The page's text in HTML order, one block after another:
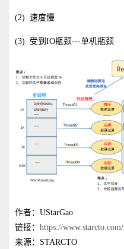
(2) 速度慢
(3) 受到IO瓶颈---单机瓶颈
作者：UStarGao
链接： https://
来源：STARCTO